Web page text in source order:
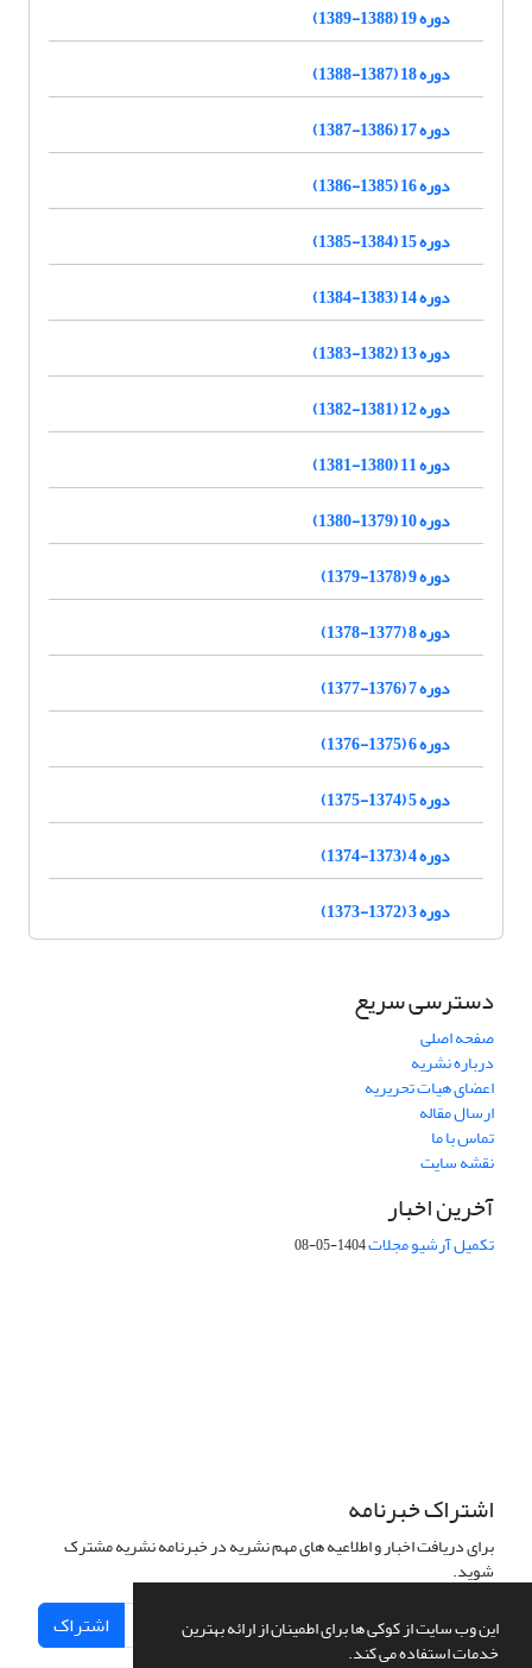
این وب سایت از کوکی ها برای اطمینان از ارائه بهترین
خدمات استفاده می کند.
دوره 19 (1388-1389)
دوره 18 (1387-1388)
دوره 17 (1386-1387)
دوره 16 (1385-1386)
دوره 15 (1384-1385)
دوره 14 (1383-1384)
دوره 13 (1382-1383)
دوره 12 (1381-1382)
دوره 11 (1380-1381)
دوره 10 (1379-1380)
دوره 9 (1378-1379)
دوره 8 (1377-1378)
دوره 7 (1376-1377)
دوره 6 (1375-1376)
دوره 5 (1374-1375)
دوره 4 (1373-1374)
دوره 3 (1372-1373)
دسترسی سریع
صفحه اصلی
درباره نشریه
اعضای هیات تحریریه
ارسال مقاله
تماس با ما
نقشه سایت
آخرین اخبار
تکمیل آرشیو مجلات1404-05-08
اشتراک خبرنامه
برای دریافت اخبار و اطلاعیه های مهم نشریه در خبرنامه نشریه مشترک
شوید.
اشتراک